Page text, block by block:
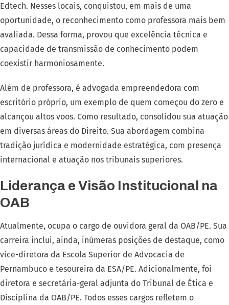
Edtech. Nesses locais, conquistou, em mais de uma
oportunidade, o reconhecimento como professora mais bem
avaliada. Dessa forma, provou que excelência técnica e
capacidade de transmissão de conhecimento podem
coexistir harmoniosamente.
Além de professora, é advogada empreendedora com
escritório próprio, um exemplo de quem começou do zero e
alcançou altos voos. Como resultado, consolidou sua atuação
em diversas áreas do Direito. Sua abordagem combina
tradição jurídica e modernidade estratégica, com presença
internacional e atuação nos tribunais superiores.
Liderança e Visão Institucional na
OAB
Atualmente, ocupa o cargo de ouvidora geral da OAB/PE. Sua
carreira inclui, ainda, inúmeras posições de destaque, como
vice-diretora da Escola Superior de Advocacia de
Pernambuco e tesoureira da ESA/PE. Adicionalmente, foi
diretora e secretária-geral adjunta do Tribunal de Ética e
Disciplina da OAB/PE. Todos esses cargos refletem o